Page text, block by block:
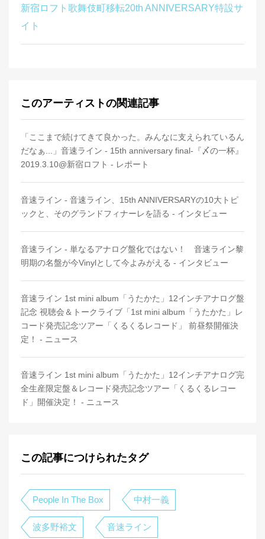
新宿ロフト歌舞伎町移転20th ANNIVERSARY特設サ
イト
このアーティストの関連記事
「ここまで続けてきて良かった。みんなに支えられているん
だなぁ...」音速ライン - 15th anniversary final-『〆の一杯』
2019.3.10@新宿ロフト - レポート
音速ライン - 音速ライン、15th ANNIVERSARYの10大トピ
ックと、そのグランドフィナーレを語る - インタビュー
音速ライン - 単なるアナログ盤化ではない！ 音速ライン黎
明期の名盤が今Vinylとして今よみがえる - インタビュー
音速ライン 1st mini album「うたかた」12インチアナログ盤
記念 視聴会＆トークライブ「1st mini album「うたかた」レ
コード発売記念ツアー「くるくるレコード」 前昼祭開催決
定！ - ニュース
音速ライン 1st mini album「うたかた」12インチアナログ完
全生産限定盤＆レコード発売記念ツアー「くるくるレコー
ド」開催決定！ - ニュース
この記事につけられたタグ
People In The Box 中村一義
波多野裕文 音速ライン